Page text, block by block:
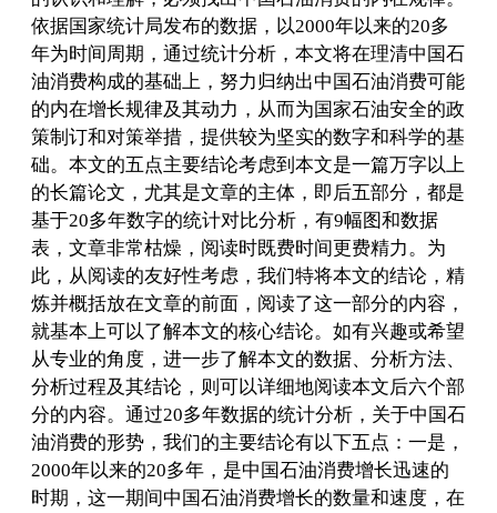
依据国家统计局发布的数据，以2000年以来的20多
年为时间周期，通过统计分析，本文将在理清中国石
油消费构成的基础上，努力归纳出中国石油消费可能
的内在增长规律及其动力，从而为国家石油安全的政
策制订和对策举措，提供较为坚实的数字和科学的基
础。本文的五点主要结论考虑到本文是一篇万字以上
的长篇论文，尤其是文章的主体，即后五部分，都是
基于20多年数字的统计对比分析，有9幅图和数据
表，文章非常枯燥，阅读时既费时间更费精力。为
此，从阅读的友好性考虑，我们特将本文的结论，精
炼并概括放在文章的前面，阅读了这一部分的内容，
就基本上可以了解本文的核心结论。如有兴趣或希望
从专业的角度，进一步了解本文的数据、分析方法、
分析过程及其结论，则可以详细地阅读本文后六个部
分的内容。通过20多年数据的统计分析，关于中国石
油消费的形势，我们的主要结论有以下五点：一是，
2000年以来的20多年，是中国石油消费增长迅速的
时期，这一期间中国石油消费增长的数量和速度，在